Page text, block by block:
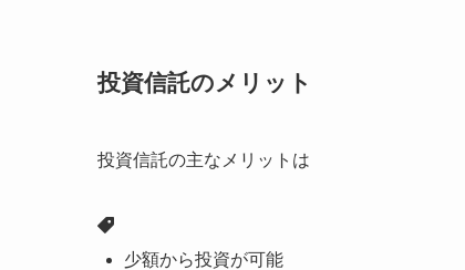
投資信託のメリット
投資信託の主なメリットは
少額から投資が可能